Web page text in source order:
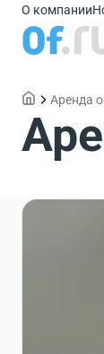
О компании
Аренда